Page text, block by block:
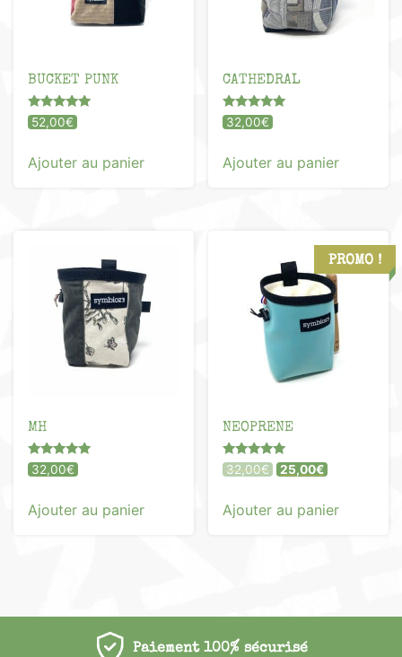
BUCKET PUNK
Note
5.00
52,00€
Ajouter au panier
CATHEDRAL
Note
5.00
32,00€
Ajouter au panier
MH
Note
5.00
32,00€
Ajouter au panier
PROMO !
NEOPRENE
Note
5.00
32,00€ Le
initial
était :
25,00€ Le
actuel
Ajouter au panier
Paiement 100% sécurisé